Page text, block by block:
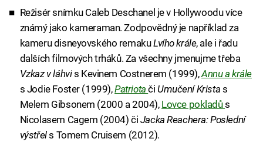
Režisér snímku Caleb Deschanel je v Hollywoodu více
známý jako kameraman. Zodpovědný je například za
kameru disneyovského remakuLvího krále, ale i řadu
dalších filmových trháků. Za všechny jmenujme třeba
Vzkaz v láhvis Kevinem Costnerem (1999),Annu a krále
s Jodie Foster (1999),Patriotači Umučení Krista s
Melem Gibsonem (2000 a 2004), Lovce pokladůs
Nicolasem Cagem (2004) či Jacka Reachera: Poslední
výstřels Tomem Cruisem (2012).